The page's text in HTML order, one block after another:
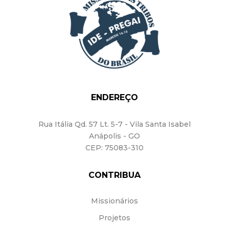
ENDEREÇO
Rua Itália Qd. 57 Lt. 5-7 - Vila Santa Isabel
Anápolis - GO
CEP: 75083-310
CONTRIBUA
Missionários
Projetos